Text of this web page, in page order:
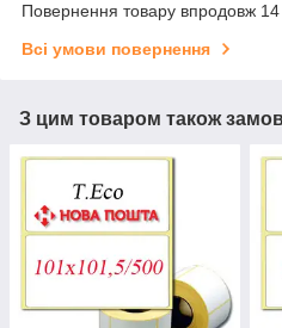
Повернення товару впродовж 14
Всі умови повернення
З цим товаром також